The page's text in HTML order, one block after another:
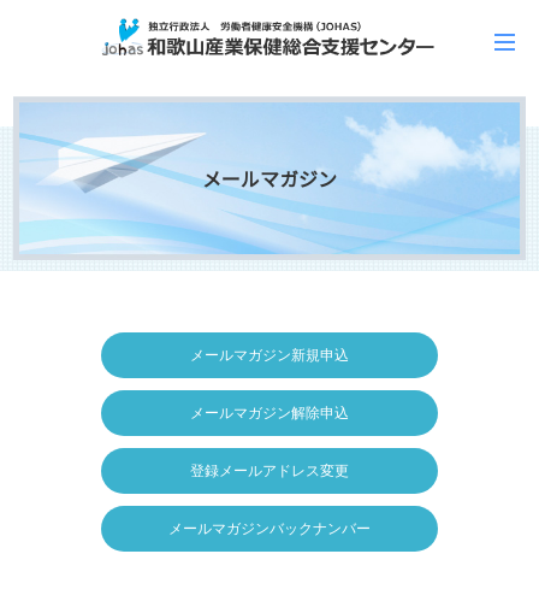
メールマガジン
メールマガジン新規申込
メールマガジン解除申込
登録メールアドレス変更
メールマガジンバックナンバー